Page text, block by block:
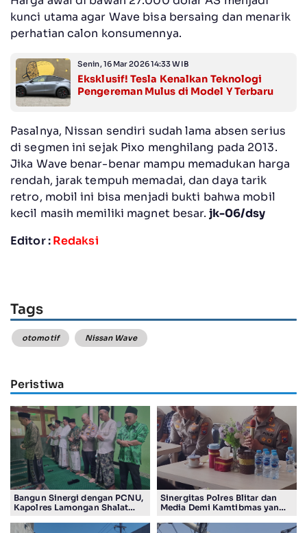
kunci utama agar Wave bisa bersaing dan menarik
perhatian calon konsumennya.
Senin, 16 Mar 2026 14:33 WIB
Eksklusif! Tesla Kenalkan Teknologi
Pengereman Mulus di Model Y Terbaru
Pasalnya, Nissan sendiri sudah lama absen serius
di segmen ini sejak Pixo menghilang pada 2013.
Jika Wave benar-benar mampu memadukan harga
rendah, jarak tempuh memadai, dan daya tarik
retro, mobil ini bisa menjadi bukti bahwa mobil
kecil masih memiliki magnet besar. jk-06/dsy
Editor :Redaksi
Tags
otomotif Nissan Wave
Peristiwa
Bangun Sinergi dengan PCNU,
Kapolres Lamongan Shalat
Pengurus
Sinergitas Polres Blitar dan
Media Demi Kamtibmas yang